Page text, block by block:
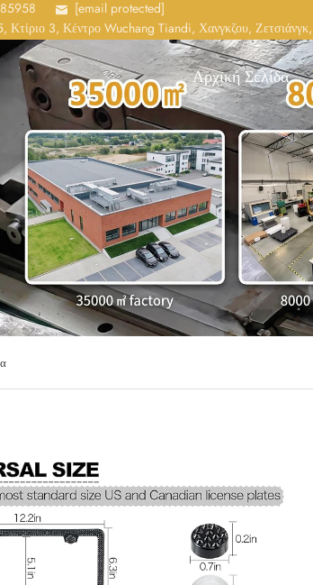
[email protected]
Κτίριο 3, Κέντρο Wuchang Tiandi, Χανγκζου,
Αρχική Σελίδα